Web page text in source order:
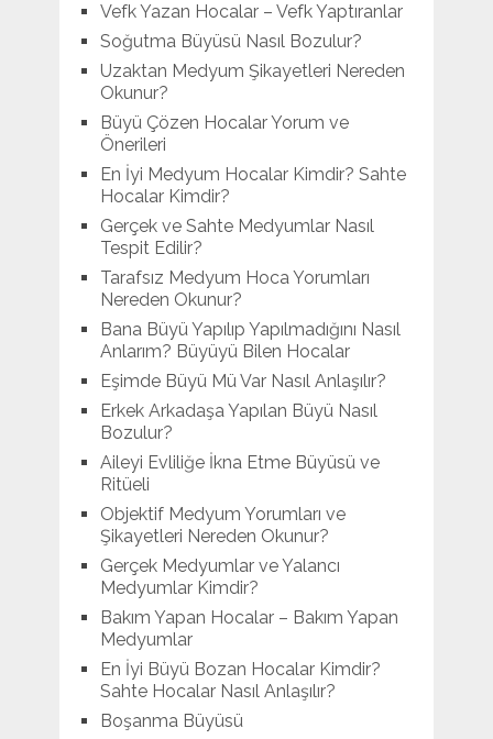
Vefk Yazan Hocalar – Vefk Yaptıranlar
Soğutma Büyüsü Nasıl Bozulur?
Uzaktan Medyum Şikayetleri Nereden
Okunur?
Büyü Çözen Hocalar Yorum ve
Önerileri
En İyi Medyum Hocalar Kimdir? Sahte
Hocalar Kimdir?
Gerçek ve Sahte Medyumlar Nasıl
Tespit Edilir?
Tarafsız Medyum Hoca Yorumları
Nereden Okunur?
Bana Büyü Yapılıp Yapılmadığını Nasıl
Anlarım? Büyüyü Bilen Hocalar
Eşimde Büyü Mü Var Nasıl Anlaşılır?
Erkek Arkadaşa Yapılan Büyü Nasıl
Bozulur?
Aileyi Evliliğe İkna Etme Büyüsü ve
Ritüeli
Objektif Medyum Yorumları ve
Şikayetleri Nereden Okunur?
Gerçek Medyumlar ve Yalancı
Medyumlar Kimdir?
Bakım Yapan Hocalar – Bakım Yapan
Medyumlar
En İyi Büyü Bozan Hocalar Kimdir?
Sahte Hocalar Nasıl Anlaşılır?
Boşanma Büyüsü